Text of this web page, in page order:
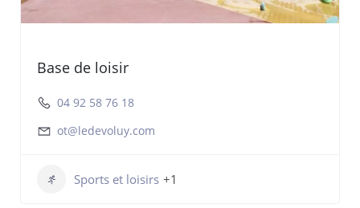
Base de loisir
04 92 58 76 18
ot@ledevoluy.com
Sports et loisirs +1